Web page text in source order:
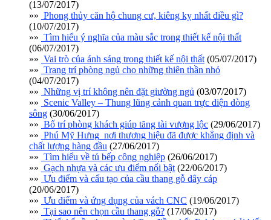
(13/07/2017)
»» Phong thủy căn hộ chung cư, kiêng kỵ nhất điều gì?
(10/07/2017)
»» Tìm hiểu ý nghĩa của màu sắc trong thiết kế nội thất
(06/07/2017)
»» Vai trò của ánh sáng trong thiết kế nội thất (05/07/2017)
»» Trang trí phòng ngủ cho những thiên thần nhỏ
(04/07/2017)
»» Những vị trí không nên đặt giường ngủ (03/07/2017)
»» Scenic Valley – Thung lũng cảnh quan trực diện dòng
sông (30/06/2017)
»» Bố trí phòng khách giúp tăng tài vượng lộc (29/06/2017)
»» Phú Mỹ Hưng_nơi thương hiệu đã được khẳng định và
chất lượng hàng đầu (27/06/2017)
»» Tìm hiểu về tủ bếp công nghiệp (26/06/2017)
»» Gạch nhựa và các ưu điểm nổi bật (22/06/2017)
»» Ưu điểm và cấu tạo của cầu thang gỗ dây cáp
(20/06/2017)
»» Ưu điểm và ứng dụng của vách CNC (19/06/2017)
»» Tại sao nên chọn cầu thang gỗ? (17/06/2017)